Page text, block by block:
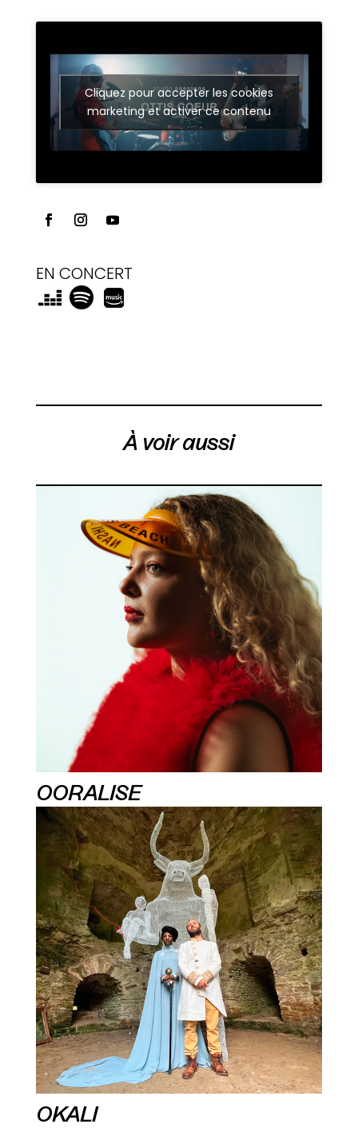
Cliquez pour accepter les cookies
marketing et activer ce contenu
EN CONCERT
À voir aussi
OORALISE
OKALI